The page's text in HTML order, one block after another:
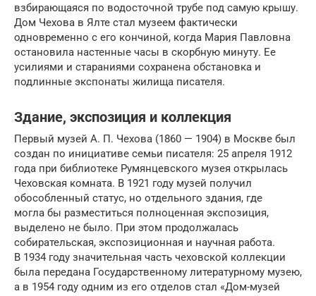
взбирающаяся по водосточной трубе под самую крышу.
Дом Чехова в Ялте стал музеем фактически
одновременно с его кончиной, когда Мария Павловна
остановила настенные часы в скорбную минуту. Ее
усилиями и стараниями сохранена обстановка и
подлинные экспонаты жилища писателя.
Здание, экспозиция и коллекция
Первый музей А. П. Чехова (1860 — 1904) в Москве был
создан по инициативе семьи писателя: 25 апреля 1912
года при библиотеке Румянцевского музея открылась
Чеховская комната. В 1921 году музей получил
обособленный статус, но отдельного здания, где
могла бы разместиться полноценная экспозиция,
выделено не было. При этом продолжалась
собирательская, экспозиционная и научная работа.
В 1934 году значительная часть чеховской коллекции
была передана Государственному литературному музею,
а в 1954 году одним из его отделов стал «Дом-музей